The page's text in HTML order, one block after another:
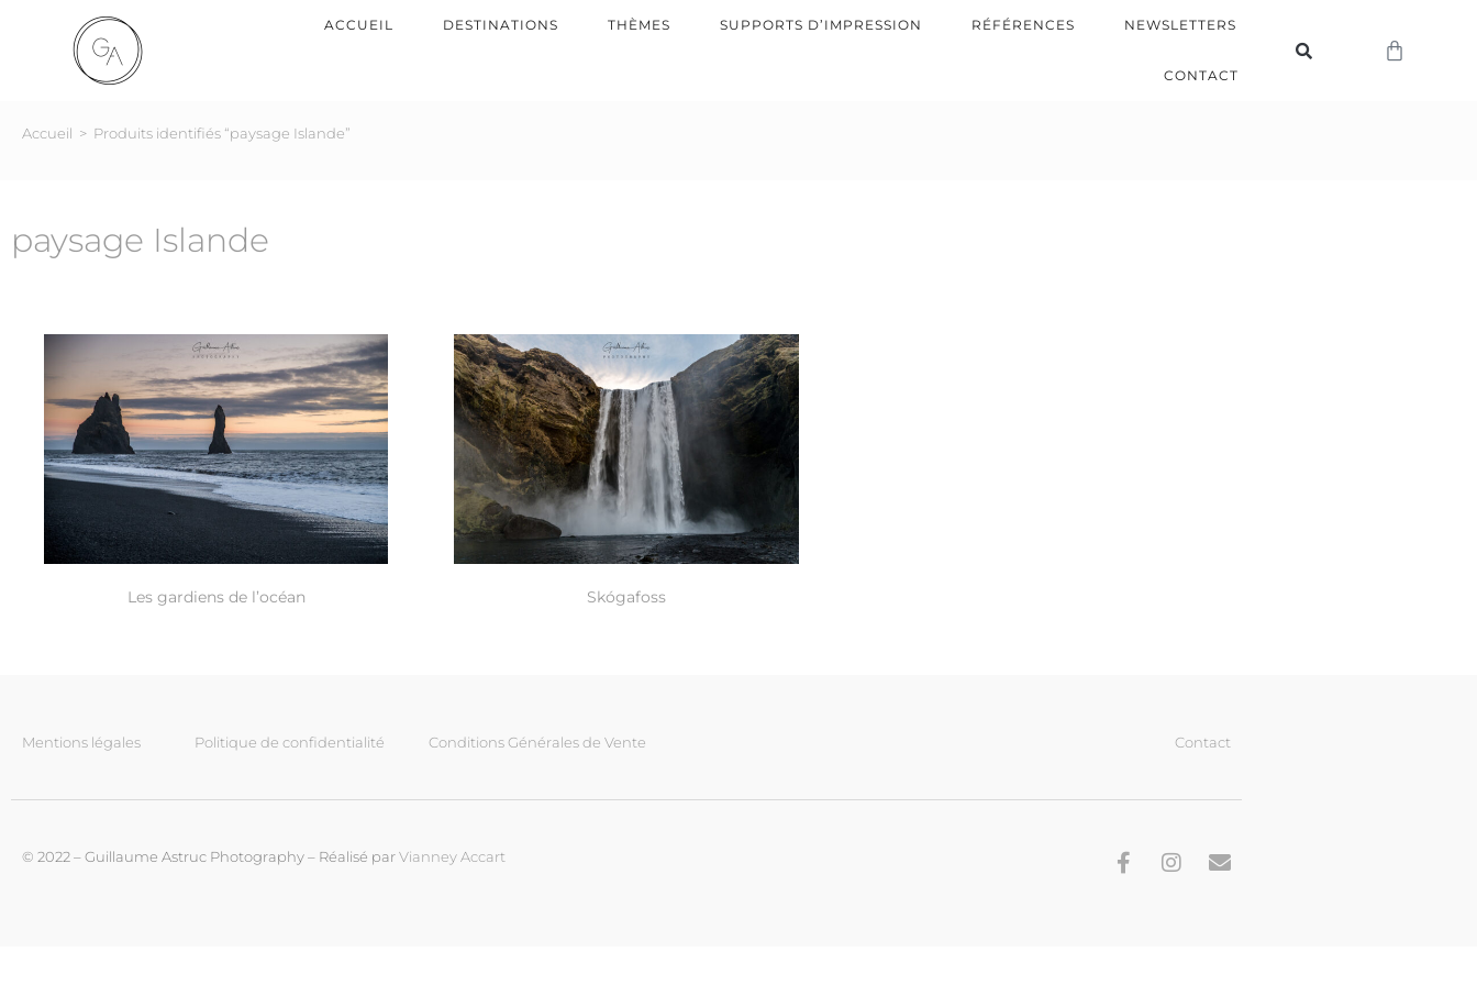
ACCUEIL DESTINATIONS THÈMES SUPPORTS D’IMPRESSION RÉFÉRENCES NEWSLETTERS
CONTACT
Accueil > Produits identifiés “paysage Islande”
paysage Islande
Les gardiens de l’océan Skógafoss
Mentions légales Politique de confidentialité Conditions Générales de Vente Contact
© 2022 – Guillaume Astruc Photography – Réalisé parVianney Accart